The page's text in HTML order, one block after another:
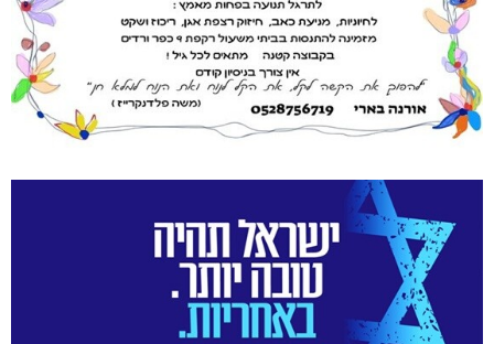
גם בחום הכבד: לא מוותרים על הדמוקרטיה